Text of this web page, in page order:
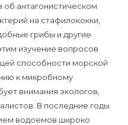
об антагонистическом
на стафилококки,
грибы и другие
изучение вопросов
способности морской
к микробному
внимания экологов,
В последние годы
водоемов широко